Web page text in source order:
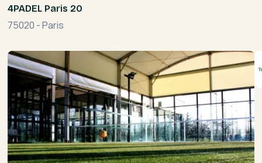
4PADEL Paris 20
75020 -Paris